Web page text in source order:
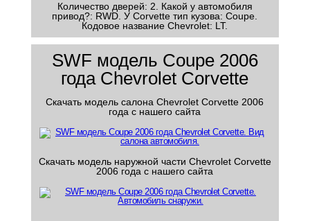
Количество дверей: 2. Какой у автомобиля
привод?: RWD. У Corvette тип кузова: Coupe.
Кодовое название Chevrolet: LT.
SWF модель Coupe 2006
года Chevrolet Corvette
Скачать модель салона Chevrolet Corvette 2006
года с нашего сайта
Скачать модель наружной части Chevrolet Corvette
2006 года с нашего сайта